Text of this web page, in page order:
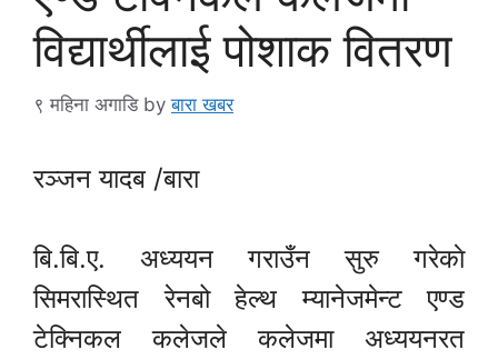
विद्यार्थीलाई पोशाक वितरण
९ महिना अगाडि byबारा खबर
रञ्जन यादब /बारा
बि.बि.ए. अध्ययन गराउँन सुरु गरेकाे
सिमरास्थित रेनबो हेल्थ म्यानेजमेन्ट एण्ड
टेक्निकल कलेजले कलेजमा अध्ययनरत